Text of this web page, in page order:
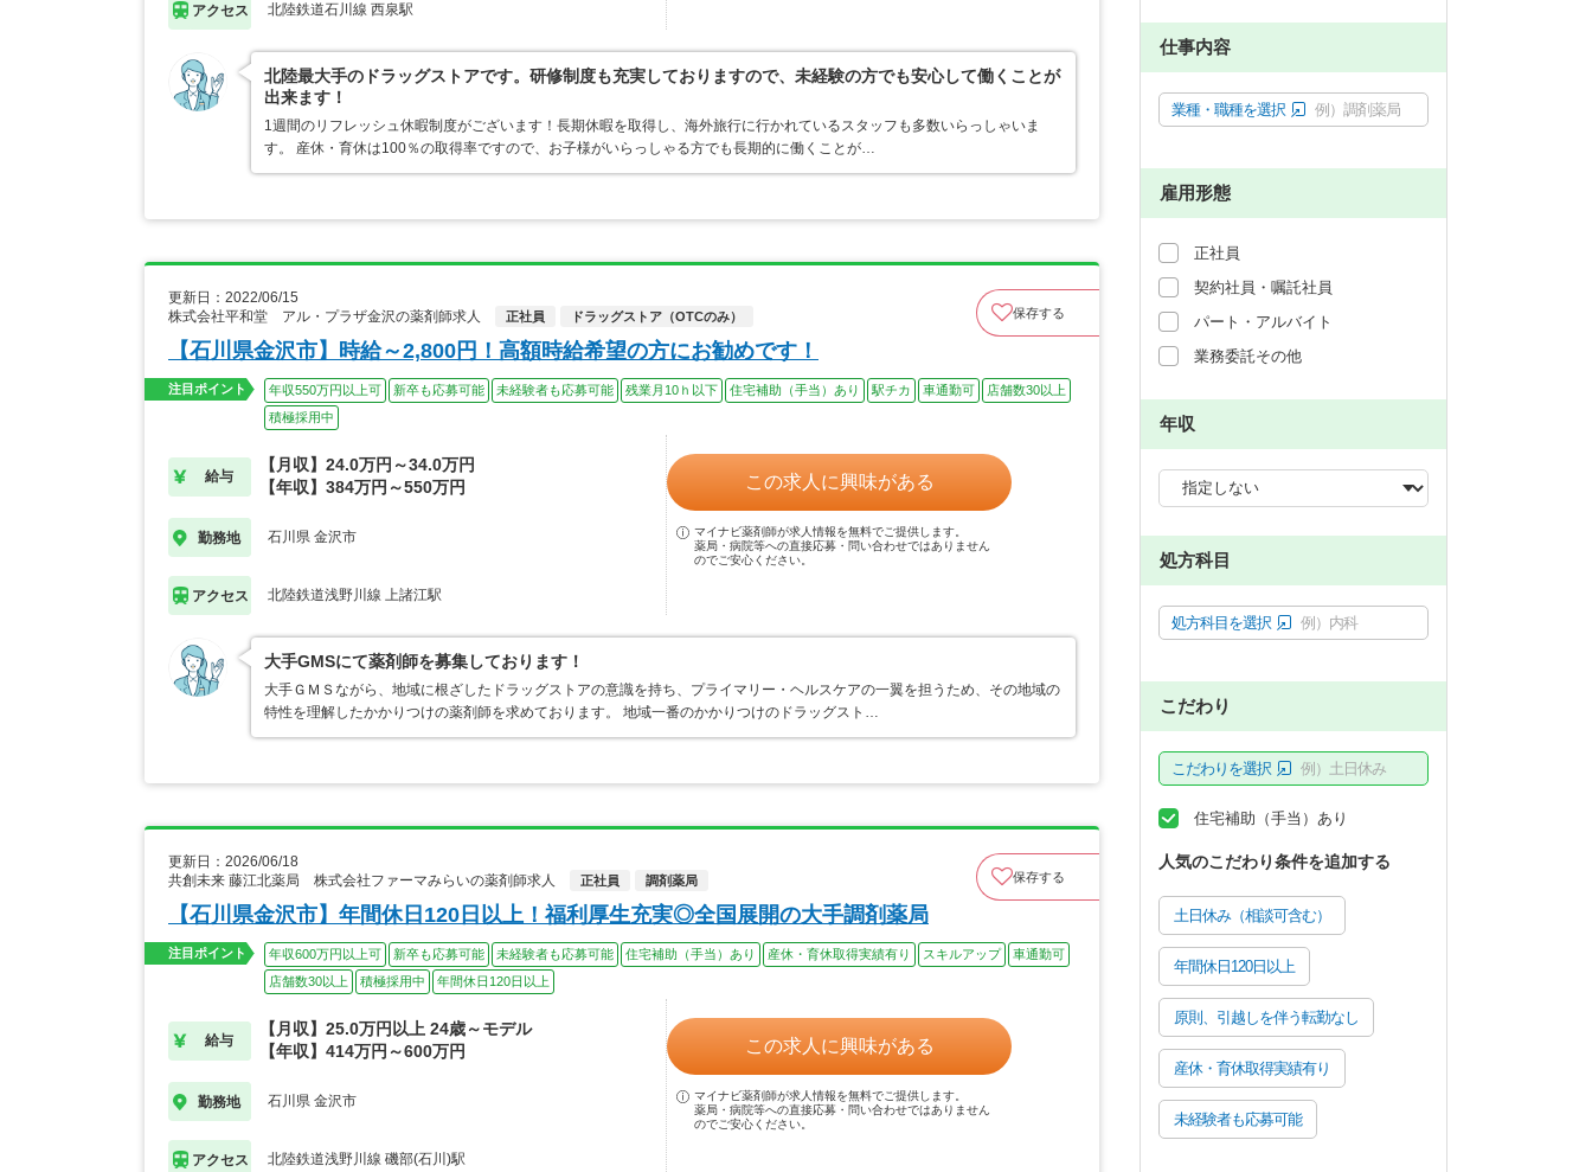
アクセス 北陸鉄道石川線 西泉駅
北陸最大手のドラッグストアです。研修制度も充実しておりますので、未経験の方でも安心して働くことが
出来ます！
1週間のリフレッシュ休暇制度がございます！長期休暇を取得し、海外旅行に行かれているスタッフも多数いらっしゃいま
す。 産休・育休は100％の取得率ですので、お子様がいらっしゃる方でも長期的に働くことが…
更新日：2022/06/15
株式会社平和堂 アル・プラザ金沢の薬剤師求人
正社員 ドラッグストア（OTCのみ） 保存する
【石川県金沢市】時給～2,800円！高額時給希望の方にお勧めです！
注目ポイント 年収550万円以上可 新卒も応募可能 未経験者も応募可能 残業月10ｈ以下 住宅補助（手当）あり 駅チカ 車通勤可
店舗数30以上
積極採用中
給与
【月収】24.0万円～34.0万円
【年収】384万円～550万円
勤務地 石川県 金沢市
アクセス 北陸鉄道浅野川線 上諸江駅
この求人に興味がある
マイナビ薬剤師が求人情報を無料でご提供します。
薬局・病院等への直接応募・問い合わせではありません
のでご安心ください。
大手GMSにて薬剤師を募集しております！
大手ＧＭＳながら、地域に根ざしたドラッグストアの意識を持ち、プライマリー・ヘルスケアの一翼を担うため、その地域の
特性を理解したかかりつけの薬剤師を求めております。 地域一番のかかりつけのドラッグスト…
更新日：2026/06/18
共創未来 藤江北薬局 株式会社ファーマみらいの薬剤師求人
正社員 調剤薬局 保存する
【石川県金沢市】年間休日120日以上！福利厚生充実◎全国展開の大手調剤薬局
注目ポイント 年収600万円以上可 新卒も応募可能 未経験者も応募可能 住宅補助（手当）あり 産休・育休取得実績有り スキルアップ
車通勤可
店舗数30以上
積極採用中 年間休日120日以上
給与
【月収】25.0万円以上 24歳～モデル
【年収】414万円～600万円
勤務地 石川県 金沢市
アクセス 北陸鉄道浅野川線 磯部(石川)駅
この求人に興味がある
マイナビ薬剤師が求人情報を無料でご提供します。
薬局・病院等への直接応募・問い合わせではありません
のでご安心ください。
仕事内容
業種・職種を選択 例）調剤薬局
雇用形態
正社員
契約社員・嘱託社員
パート・アルバイト
業務委託その他
年収
処方科目
処方科目を選択 例）内科
こだわり
こだわりを選択 例）土日休み
住宅補助（手当）あり
人気のこだわり条件を追加する
土日休み（相談可含む）
年間休日120日以上
原則、引越しを伴う転勤なし
産休・育休取得実績有り
未経験者も応募可能